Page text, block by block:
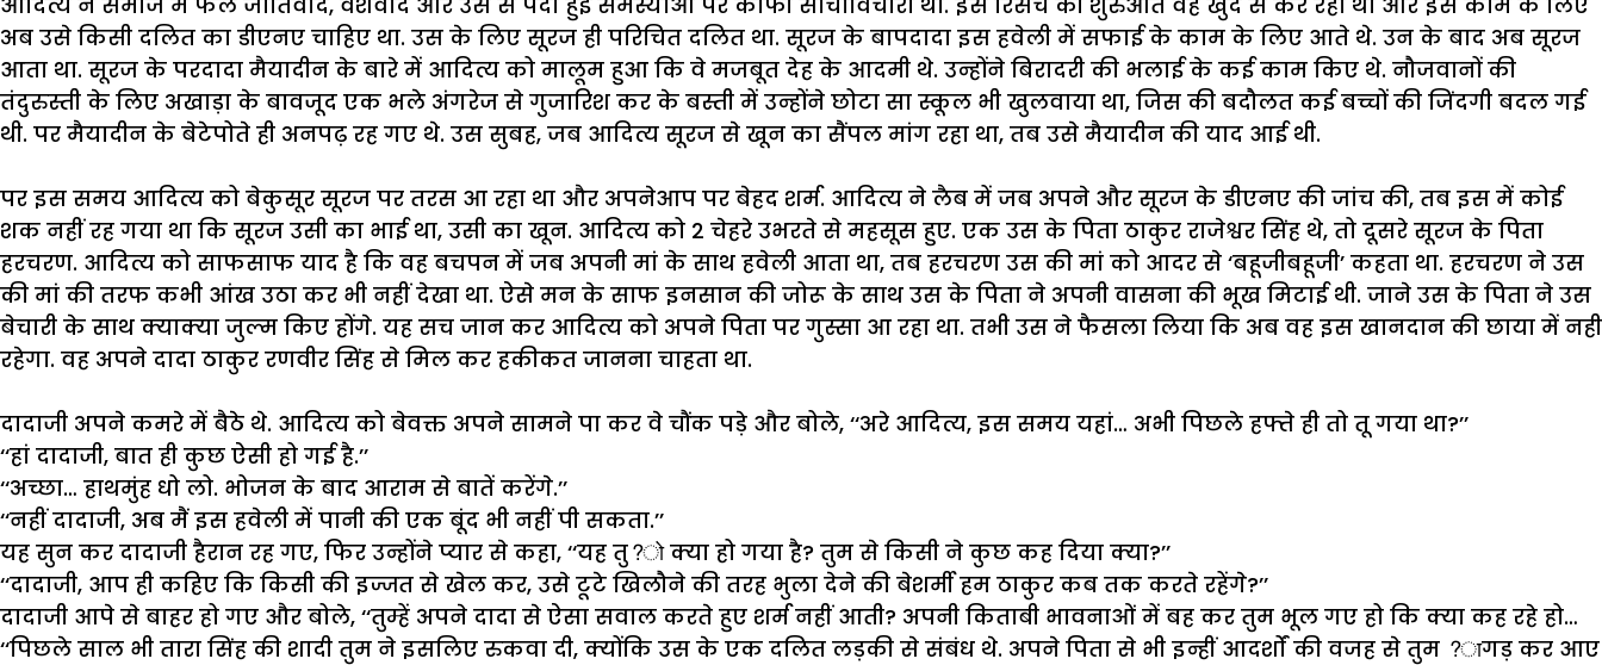
अब उसे किसी दलित का डीएनए चाहिए था. उस के लिए सूरज ही परिचित दलित था. सूरज के बापदादा इस हवेली में सफाई के काम के लिए आते थे. उन के बाद अब सूरज
आता था. सूरज के परदादा मैयादीन के बारे में आदित्य को मालूम हुआ कि वे मजबूत देह के आदमी थे. उन्होंने बिरादरी की भलाई के कई काम किए थे. नौजवानों की
तंदुरुस्ती के लिए अखाड़ा के बावजूद एक भले अंगरेज से गुजारिश कर के बस्ती में उन्होंने छोटा सा स्कूल भी खुलवाया था, जिस की बदौलत कई बच्चों की जिंदगी बदल गई
थी. पर मैयादीन के बेटेपोते ही अनपढ़ रह गए थे. उस सुबह, जब आदित्य सूरज से खून का सैंपल मांग रहा था, तब उसे मैयादीन की याद आई थी.
पर इस समय आदित्य को बेकुसूर सूरज पर तरस आ रहा था और अपनेआप पर बेहद शर्म. आदित्य ने लैब में जब अपने और सूरज के डीएनए की जांच की, तब इस में कोई
शक नहीं रह गया था कि सूरज उसी का भाई था, उसी का खून. आदित्य को 2 चेहरे उभरते से महसूस हुए. एक उस के पिता ठाकुर राजेश्वर सिंह थे, तो दूसरे सूरज के पिता
हरचरण. आदित्य को साफसाफ याद है कि वह बचपन में जब अपनी मां के साथ हवेली आता था, तब हरचरण उस की मां को आदर से ‘बहूजीबहूजी’ कहता था. हरचरण ने उस
की मां की तरफ कभी आंख उठा कर भी नहीं देखा था. ऐसे मन के साफ इनसान की जोरू के साथ उस के पिता ने अपनी वासना की भूख मिटाई थी. जाने उस के पिता ने उस
बेचारी के साथ क्याक्या जुल्म किए होंगे. यह सच जान कर आदित्य को अपने पिता पर गुस्सा आ रहा था. तभी उस ने फैसला लिया कि अब वह इस खानदान की छाया में नहीं
रहेगा. वह अपने दादा ठाकुर रणवीर सिंह से मिल कर हकीकत जानना चाहता था.
दादाजी अपने कमरे में बैठे थे. आदित्य को बेवक्त अपने सामने पा कर वे चौंक पड़े और बोले, ‘‘अरे आदित्य, इस समय यहां… अभी पिछले हफ्ते ही तो तू गया था?’’
‘‘हां दादाजी, बात ही कुछ ऐसी हो गई है.’’
‘‘अच्छा… हाथमुंह धो लो. भोजन के बाद आराम से बातें करेंगे.’’
‘‘नहीं दादाजी, अब मैं इस हवेली में पानी की एक बूंद भी नहीं पी सकता.’’
यह सुन कर दादाजी हैरान रह गए, फिर उन्होंने प्यार से कहा, ‘‘यह तु? क्या हो गया है? तुम से किसी ने कुछ कह दिया क्या?’’
‘‘दादाजी, आप ही कहिए कि किसी की इज्जत से खेल कर, उसे टूटे खिलौने की तरह भुला देने की बेशर्मी हम ठाकुर कब तक करते रहेंगे?’’
दादाजी आपे से बाहर हो गए और बोले, ‘‘तुम्हें अपने दादा से ऐसा सवाल करते हुए शर्म नहीं आती? अपनी किताबी भावनाओं में बह कर तुम भूल गए हो कि क्या कह रहे हो…
‘‘पिछले साल भी तारा सिंह की शादी तुम ने इसलिए रुकवा दी, क्योंकि उस के एक दलित लड़की से संबंध थे. अपने पिता से भी इन्हीं आदर्शों की वजह से तुम ?ागड़ कर आए